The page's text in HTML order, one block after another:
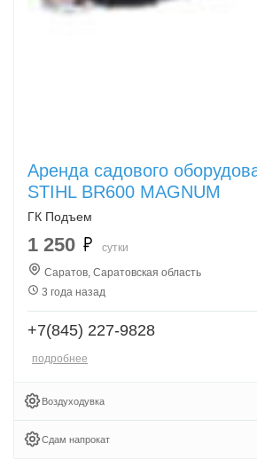
Аренда садового
STIHL BR600 MAGNUM
ГК Подъем
1 250
сутки
Саратов, Саратовская область
3 года назад
+7(845) 227-9828
подробнее
Воздуходувка
Сдам напрокат